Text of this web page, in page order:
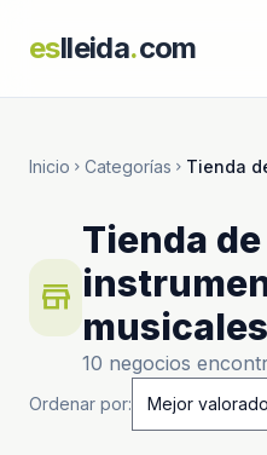
eslleida.com
Inicio chevron_right Categorías chevron_right Tienda
store
Tienda de
musicales
10 negocios
Ordenar por: